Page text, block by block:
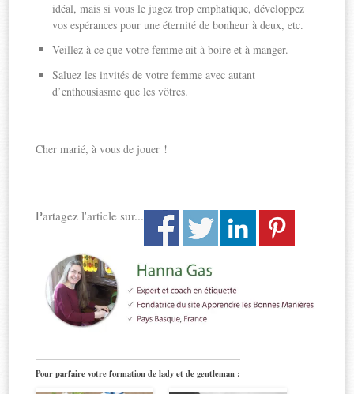
idéal, mais si vous le jugez trop emphatique, développez
vos espérances pour une éternité de bonheur à deux, etc.
Veillez à ce que votre femme ait à boire et à manger.
Saluez les invités de votre femme avec autant
d’enthousiasme que les vôtres.
Cher marié, à vous de jouer !
Partagez l'article sur...
Pour parfaire votre formation de lady et de gentleman :